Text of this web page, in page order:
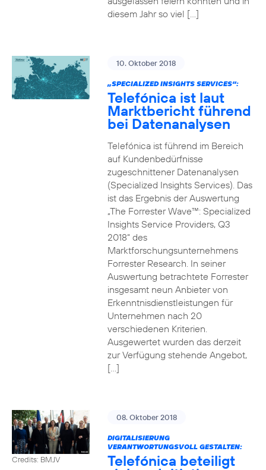
diesem Jahr so viel […]
10. Oktober 2018
„SPECIALIZED INSIGHTS SERVICES“:
Telefónica ist laut
Marktbericht führend
bei Datenanalysen
Telefónica ist führend im Bereich
auf Kundenbedürfnisse
zugeschnittener Datenanalysen
(Specialized Insights Services). Das
ist das Ergebnis der Auswertung
„The Forrester Wave™: Specialized
Insights Service Providers, Q3
2018“ des
Marktforschungsunternehmens
Forrester Research. In seiner
Auswertung betrachtete Forrester
insgesamt neun Anbieter von
Erkenntnisdienstleistungen für
Unternehmen nach 20
verschiedenen Kriterien.
Ausgewertet wurden das derzeit
zur Verfügung stehende Angebot,
[…]
Credits: BMJV
08. Oktober 2018
DIGITALISIERUNG
VERANTWORTUNGSVOLL GESTALTEN:
Telefónica beteiligt